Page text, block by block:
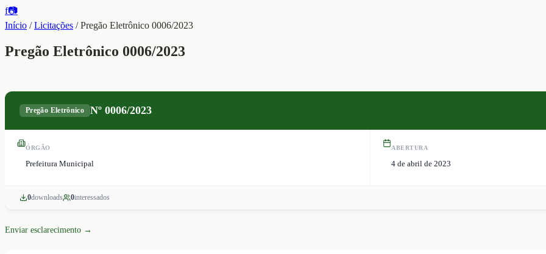
f📷
Início /Licitações /Pregão Eletrônico 0006/2023
Pregão Eletrônico 0006/2023
Pregão Eletrônico Nº0006/2023
ÓRGÃO
Prefeitura Municipal
ABERTURA
4 de abril de 2023
0downloads 0interessados
Enviar esclarecimento →